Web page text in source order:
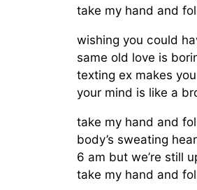
take my hand and
wishing you could
same old love is
texting ex makes
your mind is like a
take my hand and
body’s sweating
6 am but we’re still
take my hand and